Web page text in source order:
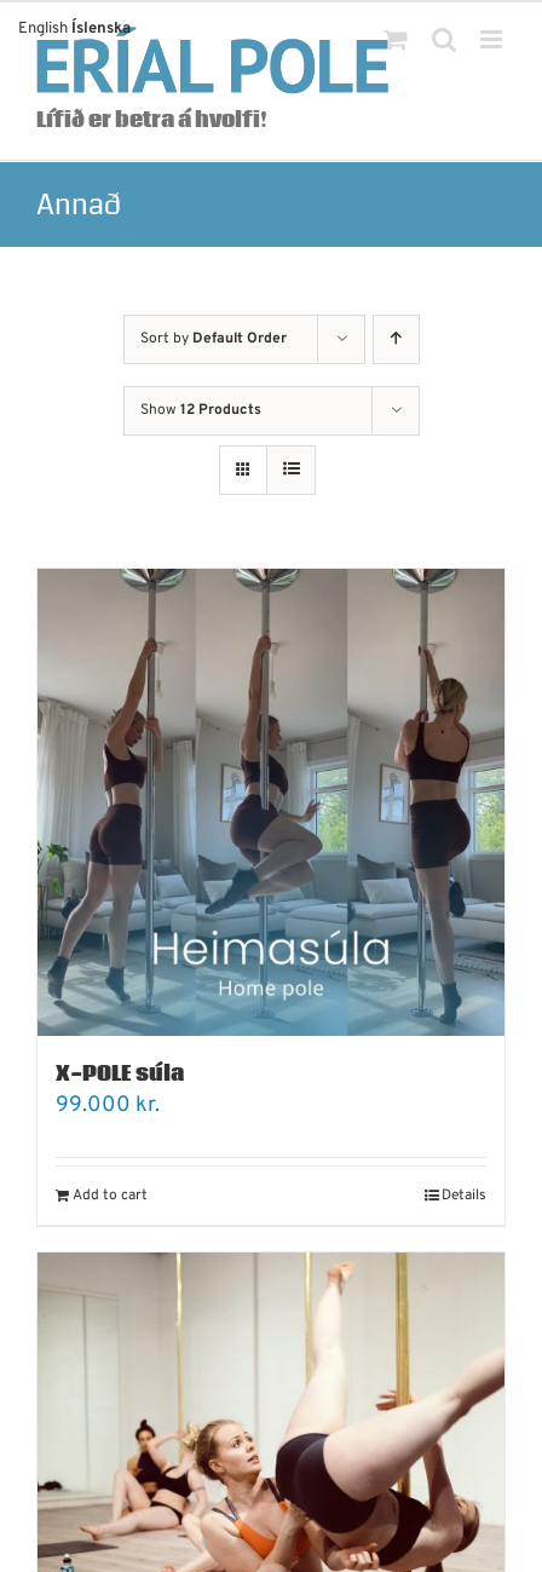
content
Lífið er betra á hvolfi!
Annað
Sort by Default Order
Show 12 Products
X-POLE súla
99.000 kr.
Add to cart Details
English Íslenska